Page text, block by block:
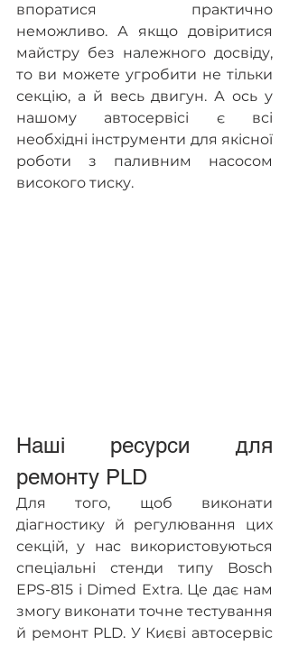
впоратися практично
неможливо. А якщо довіритися
майстру без належного досвіду,
то ви можете угробити не тільки
секцію, а й весь двигун. А ось у
нашому автосервісі є всі
необхідні інструменти для якісної
роботи з паливним насосом
високого тиску.
Наші ресурси для
ремонту PLD
Для того, щоб виконати
діагностику й регулювання цих
секцій, у нас використовуються
спеціальні стенди типу Bosch
EPS-815 і Dimed Extra. Це дає нам
змогу виконати точне тестування
й ремонт PLD. У Києві автосервіс